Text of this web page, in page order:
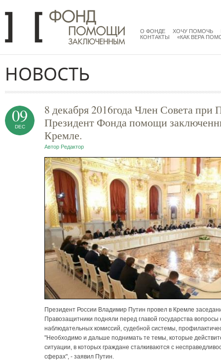
mainmenu
О ФОНДЕ ХОЧУ ПОМОЧЬ
КОНТАКТЫ
«КАК ВЕРА
НОВОСТЬ
8 декабря 2016года Член Совета
Президент Фонда помощи
Кремле.
Автор Редактор
09
DEC
Президент России Владимир Путин провел в Кремле
Правозащитники подняли перед главой государства
наблюдательных комиссий, судебной системы,
"Необходимо и дальше поднимать те темы, которые
ситуации, в которых граждане сталкиваются с
сферах", - заявил Путин.